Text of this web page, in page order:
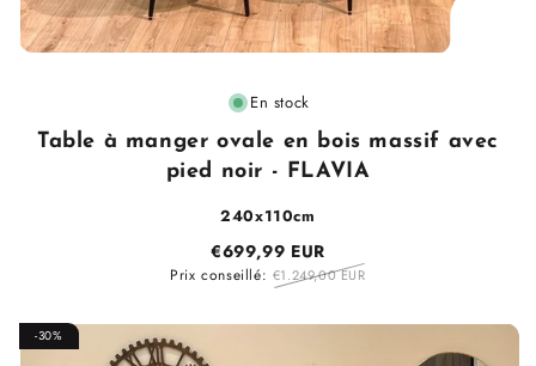
Fournisseur
En stock
Table à manger ovale en bois massif avec
pied noir - FLAVIA
240x110cm
€699,99 EUR
Prix conseillé: €1.249,00 EUR
-30%